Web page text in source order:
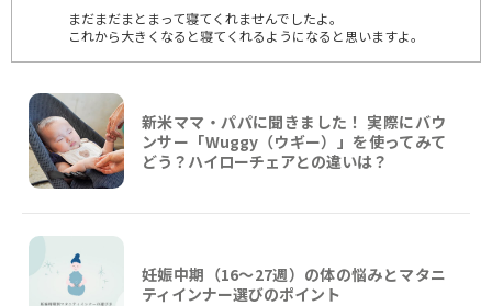
まだまだまとまって寝てくれませんでしたよ。
これから大きくなると寝てくれるようになると思いますよ。
新米ママ・パパに聞きました！ 実際にバウ
ンサー「Wuggy（ウギー）」を使ってみて
どう？ハイローチェアとの違いは？
妊娠中期（16〜27週）の体の悩みとマタニ
ティインナー選びのポイント